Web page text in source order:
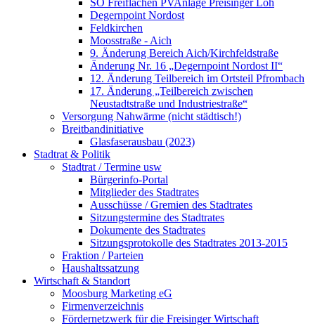
SO Freiflächen PV­Anlage Preisinger Loh
Degernpoint Nordost
Feldkirchen
Moosstraße - Aich
9. Änderung Bereich Aich/Kirchfeldstraße
Änderung Nr. 16 „Degernpoint Nordost II“
12. Änderung Teilbereich im Ortsteil Pfrombach
17. Änderung „Teilbereich zwischen
Neustadtstraße und Industriestraße“
Versorgung Nahwärme (nicht städtisch!)
Breitbandinitiative
Glasfaserausbau (2023)
Stadtrat & Politik
Stadtrat / Termine usw
Bürgerinfo-Portal
Mitglieder des Stadtrates
Ausschüsse / Gremien des Stadtrates
Sitzungstermine des Stadtrates
Dokumente des Stadtrates
Sitzungsprotokolle des Stadtrates 2013-2015
Fraktion / Parteien
Haushaltssatzung
Wirtschaft & Standort
Moosburg Marketing eG
Firmenverzeichnis
Fördernetzwerk für die Freisinger Wirtschaft